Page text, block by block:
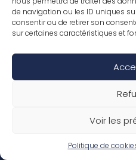
de navigation ou les ID uniques
consentir ou de retirer son
sur certaines caractéristiques et
Voir les
Politique de
Nos Stratifiés
Nos accessoires
Nos parquets
Conditions
Déclaration
Politique de